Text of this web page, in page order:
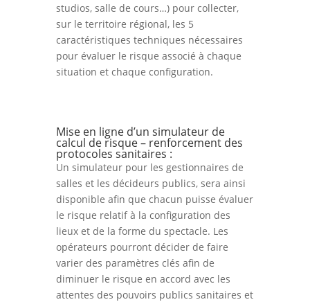
studios, salle de cours…) pour collecter,
sur le territoire régional, les 5
caractéristiques techniques nécessaires
pour évaluer le risque associé à chaque
situation et chaque configuration.
Mise en ligne d’un simulateur de
calcul de risque – renforcement des
protocoles sanitaires :
Un simulateur pour les gestionnaires de
salles et les décideurs publics, sera ainsi
disponible afin que chacun puisse évaluer
le risque relatif à la configuration des
lieux et de la forme du spectacle. Les
opérateurs pourront décider de faire
varier des paramètres clés afin de
diminuer le risque en accord avec les
attentes des pouvoirs publics sanitaires et